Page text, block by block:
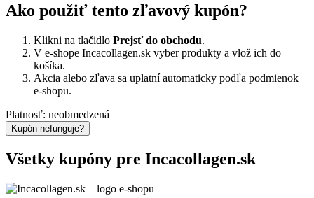
Ako použiť tento zľavový kupón?
Klikni na tlačidlo Prejsť do obchodu.
V e-shope Incacollagen.sk vyber produkty a vlož ich do
košíka.
Akcia alebo zľava sa uplatní automaticky podľa podmienok
e-shopu.
Platnosť: neobmedzená
Kupón nefunguje?
Všetky kupóny pre Incacollagen.sk